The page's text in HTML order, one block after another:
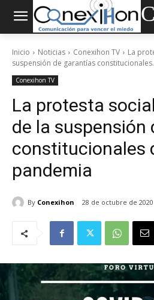
Inicio Noticias Conexihon TV
La
suspensión de garantías
Conexihon TV
La protesta
de la suspensión
constitucionales
pandemia
By Conexihon 28 de octubre de 2020